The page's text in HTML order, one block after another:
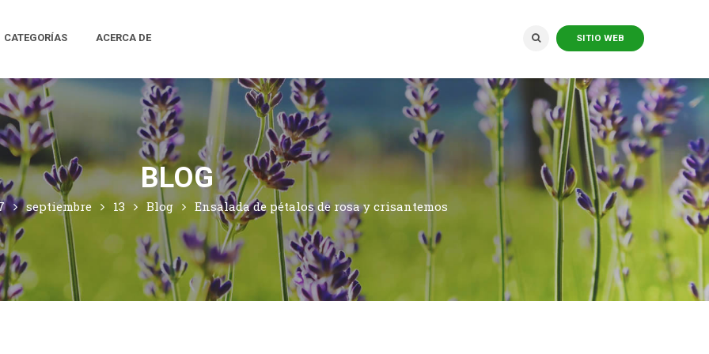
CATEGORÍAS ACERCA DE SITIO WEB
BLOG
septiembre 13 Blog Ensalada de pétalos de rosa y crisantemos